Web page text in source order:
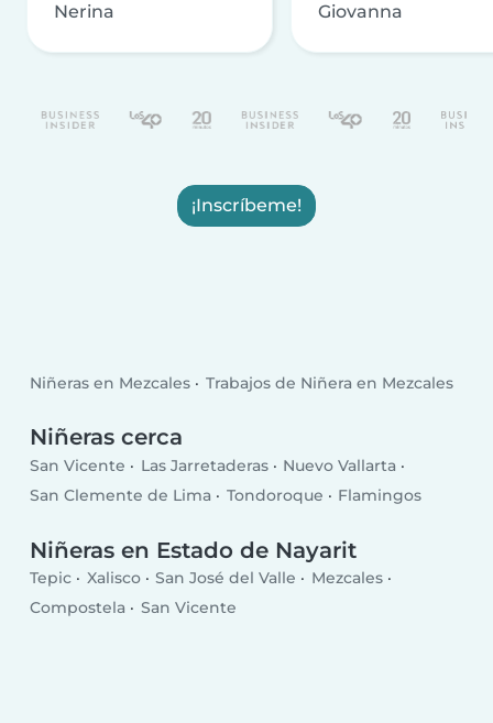
Nerina Giovanna
¡Inscríbeme!
Niñeras en Mezcales Trabajos de Niñera en Mezcales
Niñeras cerca
San Vicente Las Jarretaderas
Nuevo Vallarta
San Clemente de Lima
Tondoroque Flamingos
Niñeras en Estado de Nayarit
Tepic Xalisco San José del Valle
Mezcales
Compostela
San Vicente